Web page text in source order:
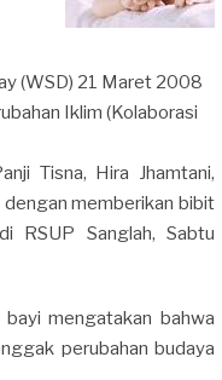
(WSD) 21 Maret 2008
Iklim (Kolaborasi
Tisna, Hira Jhamtani,
memberikan bibit
RSUP Sanglah, Sabtu
mengatakan bahwa
perubahan budaya